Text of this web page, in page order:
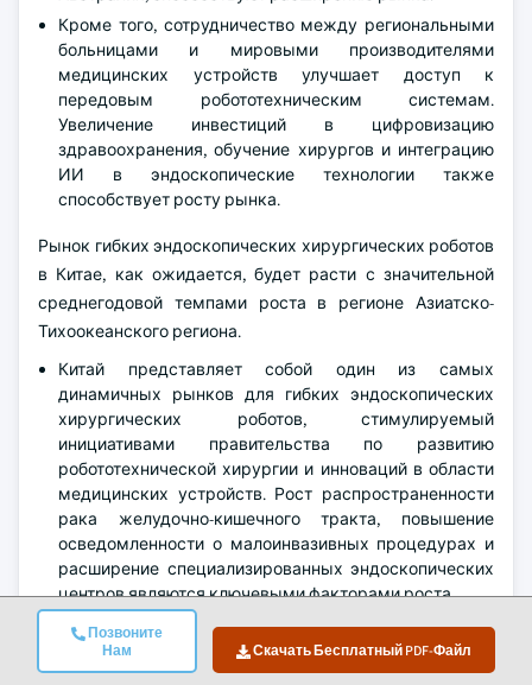
Позвоните
Нам
Скачать Бесплатный PDF-Файл
Кроме того, сотрудничество между региональными
больницами и мировыми производителями
медицинских устройств улучшает доступ к
передовым робототехническим системам.
Увеличение инвестиций в цифровизацию
здравоохранения, обучение хирургов и интеграцию
ИИ в эндоскопические технологии также
способствует росту рынка.
Рынок гибких эндоскопических хирургических роботов
в Китае, как ожидается, будет расти с значительной
среднегодовой темпами роста в регионе Азиатско-
Тихоокеанского региона.
Китай представляет собой один из самых
динамичных рынков для гибких эндоскопических
хирургических роботов, стимулируемый
инициативами правительства по развитию
робототехнической хирургии и инноваций в области
медицинских устройств. Рост распространенности
рака желудочно-кишечного тракта, повышение
осведомленности о малоинвазивных процедурах и
расширение специализированных эндоскопических
центров являются ключевыми факторами роста.
Значительные инвестиции в НИОКР и
поддерживающие регуляторные реформы в рамках
инициативы "Китай 2025" поощряют местное